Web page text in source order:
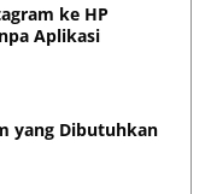
ke HP
Aplikasi
yang Dibutuhkan